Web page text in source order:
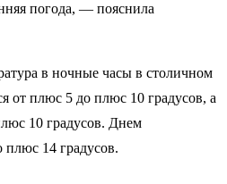
погода, — пояснила
в ночные часы в столичном
от плюс 5 до плюс 10 градусов, а
10 градусов. Днем
плюс 14 градусов.